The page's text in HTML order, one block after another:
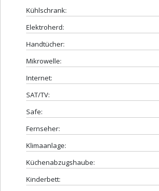
Kühlschrank:
Elektroherd:
Handtücher:
Mikrowelle:
Internet:
SAT/TV:
Safe:
Fernseher:
Klimaanlage:
Küchenabzugshaube:
Kinderbett: